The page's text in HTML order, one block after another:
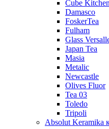
Cube Kitchen
Damasco
FoskerTea
Fulham
Glass
Japan Tea
Masia
Metalic
Newcastle
Olives Fluor
Tea 03
Toledo
Tripoli
Absolut Keramika